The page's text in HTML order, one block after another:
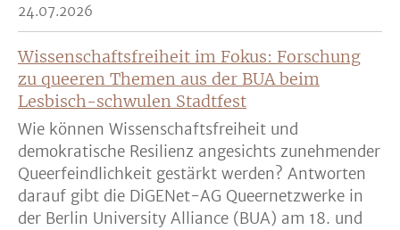
24.07.2026
Wissenschaftsfreiheit im Fokus: Forschung
zu queeren Themen aus der BUA beim
Lesbisch-schwulen Stadtfest
Wie können Wissenschaftsfreiheit und
demokratische Resilienz angesichts zunehmender
Queerfeindlichkeit gestärkt werden? Antworten
darauf gibt die DiGENet-AG Queernetzwerke in
der Berlin University Alliance (BUA) am 18. und